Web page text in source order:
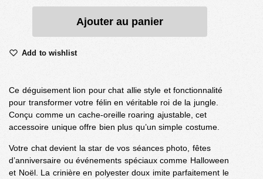
Ajouter au panier
Add to wishlist
Ce déguisement lion pour chat allie style et fonctionnalité
pour transformer votre félin en véritable roi de la jungle.
Conçu comme un cache-oreille roaring ajustable, cet
accessoire unique offre bien plus qu’un simple costume.
Votre chat devient la star de vos séances photo, fêtes
d’anniversaire ou événements spéciaux comme Halloween
et Noël. La crinière en polyester doux imite parfaitement le